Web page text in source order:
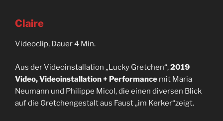
Claire
Videoclip, Dauer 4 Min.
Aus der Videoinstallation „Lucky Gretchen“,2019
Video, Videoinstallation + Performance mit Maria
Neumann und Philippe Micol, die einen diversen Blick
auf die Gretchengestalt aus Faust „im Kerker“zeigt.